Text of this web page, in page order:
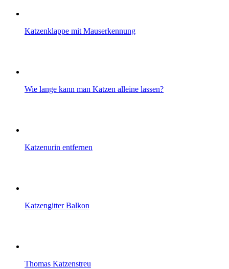
Katzenklappe mit Mauserkennung
Wie lange kann man Katzen alleine lassen?
Katzenurin entfernen
Katzengitter Balkon
Thomas Katzenstreu